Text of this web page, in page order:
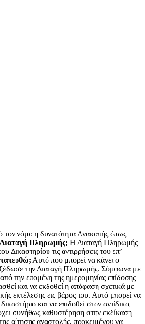
τον νόμο η δυνατότητα Ανακοπής όπως
Διαταγή Πληρωμής; Η Διαταγή Πληρωμής
Δικαστηρίου τις αντιρρήσεις του επ’
Αυτό που μπορεί να κάνει ο
εξέδωσε την Διαταγή Πληρωμής. Σύμφωνα με
την επομένη της ημερομηνίας επίδοσης
και να εκδοθεί η απόφαση σχετικά με
εκτέλεσης εις βάρος του. Αυτό μπορεί να
και να επιδοθεί στον αντίδικο,
συνήθως καθυστέρηση στην εκδίκαση
αίτησης αναστολής, προκειμένου να